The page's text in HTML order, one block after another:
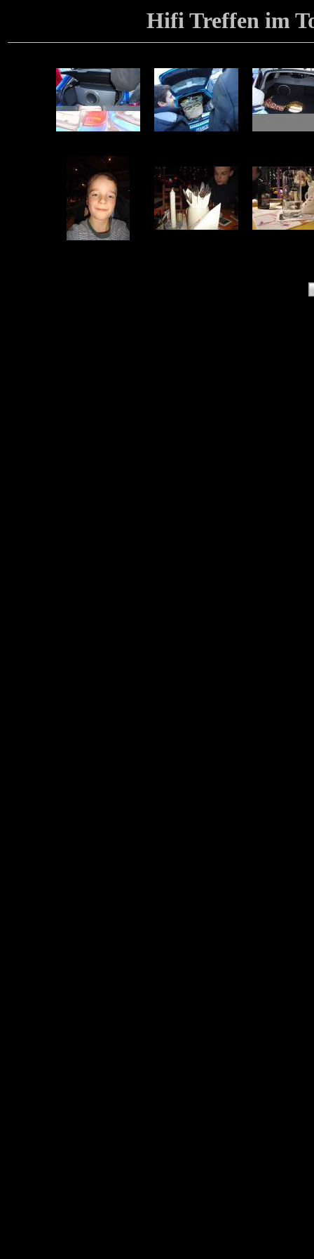
Hifi Treffen im